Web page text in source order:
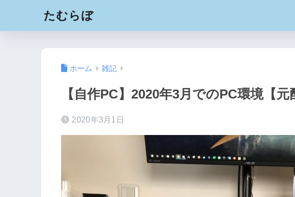
たむらぼ
ホーム 雑記
【自作PC】2020年3月でのPC環境【元
2020年3月1日